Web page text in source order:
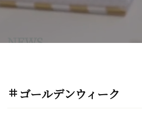
NEWS
tag ゴールデンウィーク